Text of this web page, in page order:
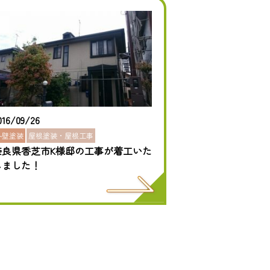
09/26
塗装 屋根塗装・屋根工事
県香芝市K様邸の工事が着工いた
した！